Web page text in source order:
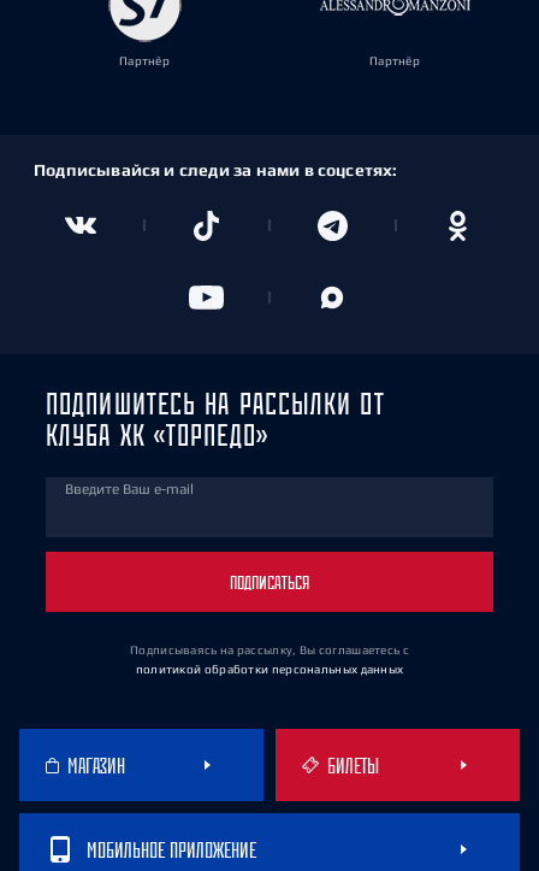
Партнёр Партнёр
Подписывайся и следи за нами в соцсетях:
ПОДПИШИТЕСЬ НА РАССЫЛКИ ОТ
КЛУБА ХК «ТОРПЕДО»
Введите Ваш e-mail
ПОДПИСАТЬСЯ
Подписываясь на рассылку, Вы соглашаетесь с
политикой обработки персональных данных
МАГАЗИН БИЛЕТЫ
МОБИЛЬНОЕ ПРИЛОЖЕНИЕ